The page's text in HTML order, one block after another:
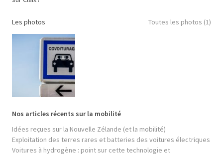
Les photos Toutes les photos (1)
Nos articles récents sur la mobilité
Idées reçues sur la Nouvelle Zélande (et la mobilité)
Exploitation des terres rares et batteries des voitures électriques
Voitures à hydrogène : point sur cette technologie et